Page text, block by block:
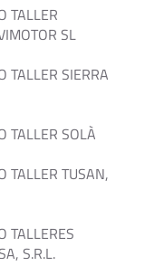
TALLER
SL
TALLER SIERRA
TALLER SOLÀ
TALLER TUSAN,
TALLERES
S.R.L.